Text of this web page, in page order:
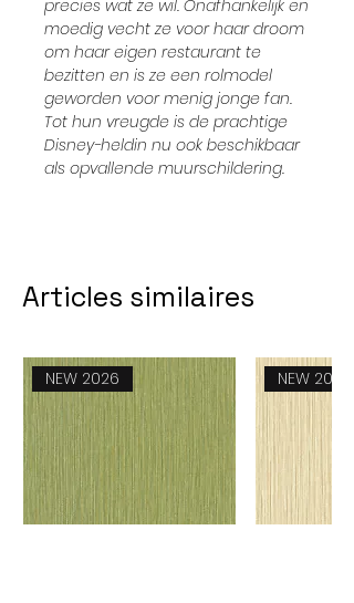
precies wat ze wil. Onafhankelijk en
moedig vecht ze voor haar droom
om haar eigen restaurant te
bezitten en is ze een rolmodel
geworden voor menig jonge fan.
Tot hun vreugde is de prachtige
Disney-heldin nu ook beschikbaar
als opvallende muurschildering.
Articles similaires
NEW 2026 NEW 2026